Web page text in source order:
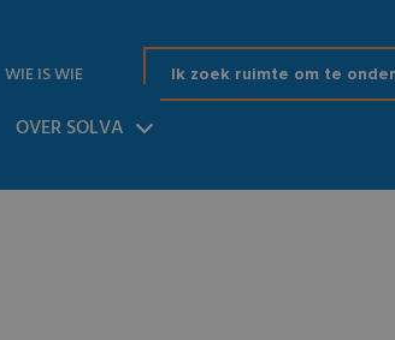
WIE IS WIE Ik zoek ruimte om te
OVER SOLVA